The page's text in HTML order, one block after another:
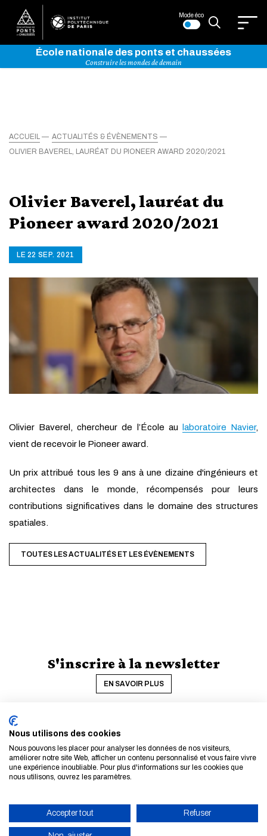
Mode éco
École nationale des ponts et chaussées
Construire les mondes de demain
ACCUEIL
ACTUALITÉS & ÉVÈNEMENTS
OLIVIER BAVEREL, LAURÉAT DU PIONEER AWARD 2020/2021
Olivier Baverel, lauréat du
Pioneer award 2020/2021
LE 22 SEP. 2021
Olivier Baverel, chercheur de l’École au laboratoire Navier,
vient de recevoir le Pioneer award.
Un prix attribué tous les 9 ans à une dizaine d'ingénieurs et
architectes dans le monde, récompensés pour leurs
contributions significatives dans le domaine des structures
spatiales.
TOUTES LES ACTUALITÉS ET LES ÉVÈNEMENTS
S'inscrire à la newsletter
EN SAVOIR PLUS
Nous utilisons des cookies
Nous pouvons les placer pour analyser les données de nos visiteurs,
améliorer notre site Web, afficher un contenu personnalisé et vous faire vivre
une expérience inoubliable. Pour plus d'informations sur les cookies que
nous utilisons, ouvrez les paramètres.
Accepter tout Refuser